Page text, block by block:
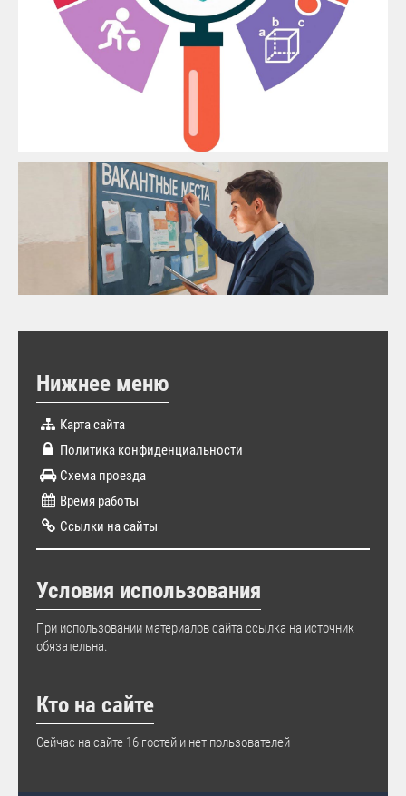
Нижнее меню
Карта сайта
Политика конфиденциальности
Схема проезда
Время работы
Ссылки на сайты
Условия использования
При использовании материалов сайта ссылка на источник
обязательна.
Кто на сайте
Сейчас на сайте 16 гостей и нет пользователей